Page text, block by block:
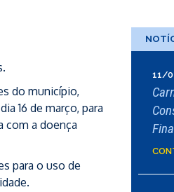
do município,
16 de março, para
com a doença
para o uso de
11/